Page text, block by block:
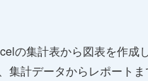
の集計表から図表を作成
計データからレポート